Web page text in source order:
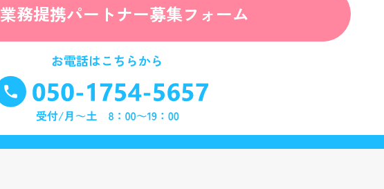
業務提携パートナー募集フォーム